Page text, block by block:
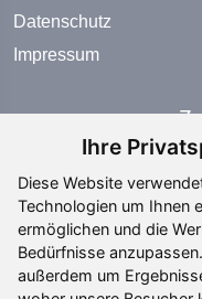
Ihre
Diese Website
Technologien um Ihnen
ermöglichen und die
Bedürfnisse
außerdem um
Datenschutz
Impressum